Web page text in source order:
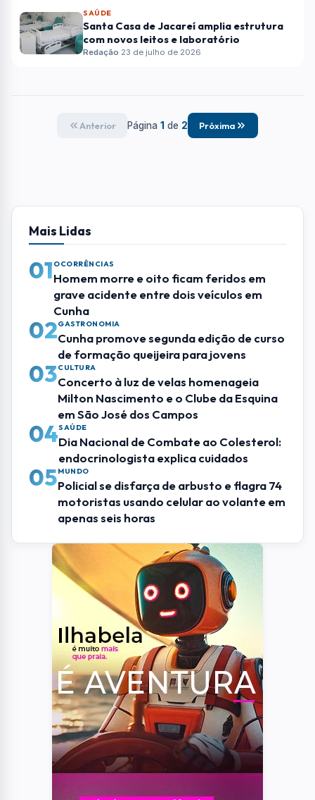
SAÚDE
Santa Casa de Jacareí amplia estrutura
com novos leitos e laboratório
Redação·23 de julho de 2026
Anterior Página 1 de 2 Próxima
Mais Lidas
01 OCORRÊNCIAS
Homem morre e oito ficam feridos em
grave acidente entre dois veículos em
Cunha
02GASTRONOMIA
Cunha promove segunda edição de curso
de formação queijeira para jovens
03CULTURA
Concerto à luz de velas homenageia
Milton Nascimento e o Clube da Esquina
em São José dos Campos
04SAÚDE
Dia Nacional de Combate ao Colesterol:
endocrinologista explica cuidados
05MUNDO
Policial se disfarça de arbusto e flagra 74
motoristas usando celular ao volante em
apenas seis horas